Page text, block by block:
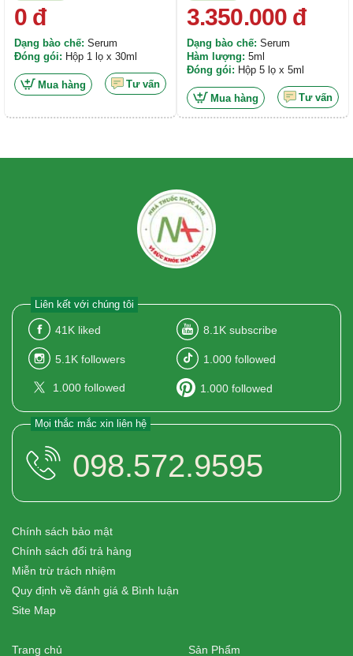
0 đ
Dạng bào chế: Serum
Đóng gói: Hộp 1 lọ x 30ml
Mua hàng Tư vấn
3.350.000đ
Dạng bào chế: Serum
Hàm lượng: 5ml
Đóng gói: Hộp 5 lọ x 5ml
Mua hàng Tư vấn
Liên kết với chúng tôi
41K liked 8.1K subscribe
5.1K followers 1.000 followed
1.000 followed 1.000 followed
Mọi thắc mắc xin liên hệ
098.572.9595
Chính sách bảo mật
Chính sách đổi trả hàng
Miễn trừ trách nhiệm
Quy định về đánh giá & Bình luận
Site Map
Trang chủ Sản Phẩm